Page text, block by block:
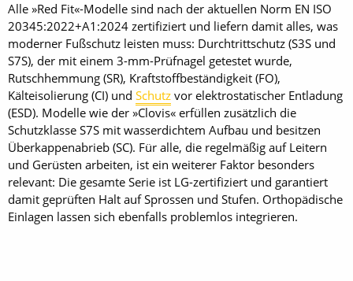
Alle »Red Fit«-Modelle sind nach der aktuellen Norm EN ISO
20345:2022+A1:2024 zertifiziert und liefern damit alles, was
moderner Fußschutz leisten muss: Durchtrittschutz (S3S und
S7S), der mit einem 3-mm-Prüfnagel getestet wurde,
Rutschhemmung (SR), Kraftstoffbeständigkeit (FO),
Kälteisolierung (CI) und Schutz vor elektrostatischer Entladung
(ESD). Modelle wie der »Clovis« erfüllen zusätzlich die
Schutzklasse S7S mit wasserdichtem Aufbau und besitzen
Überkappenabrieb (SC). Für alle, die regelmäßig auf Leitern
und Gerüsten arbeiten, ist ein weiterer Faktor besonders
relevant: Die gesamte Serie ist LG-zertifiziert und garantiert
damit geprüften Halt auf Sprossen und Stufen. Orthopädische
Einlagen lassen sich ebenfalls problemlos integrieren.